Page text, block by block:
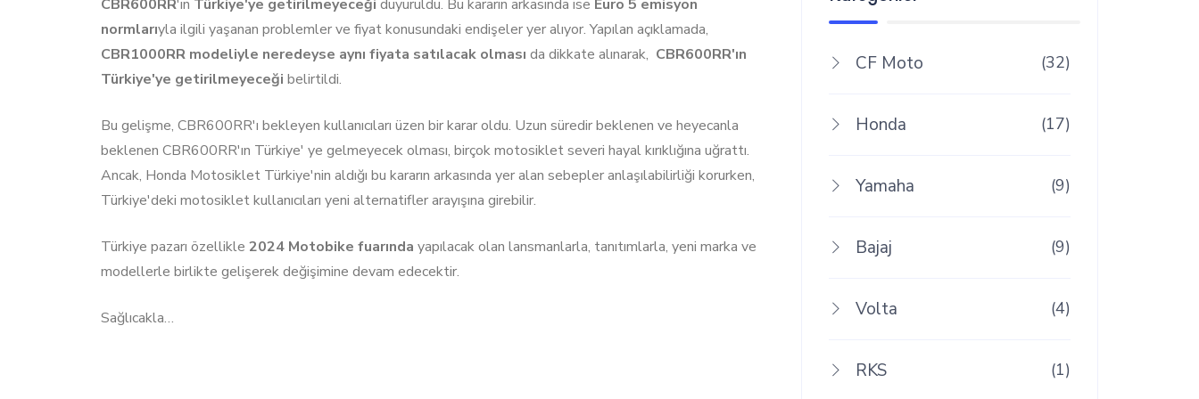
CBR600RR'ın Türkiye'ye getirilmeyeceği duyuruldu. Bu kararın arkasında ise Euro 5 emisyon
normlarıyla ilgili yaşanan problemler ve fiyat konusundaki endişeler yer alıyor. Yapılan açıklamada,
CBR1000RR modeliyle neredeyse aynı fiyata satılacak olması da dikkate alınarak, CBR600RR'ın
Türkiye'ye getirilmeyeceği belirtildi.
Bu gelişme, CBR600RR'ı bekleyen kullanıcıları üzen bir karar oldu. Uzun süredir beklenen ve heyecanla
beklenen CBR600RR'ın Türkiye' ye gelmeyecek olması, birçok motosiklet severi hayal kırıklığına uğrattı.
Ancak, Honda Motosiklet Türkiye'nin aldığı bu kararın arkasında yer alan sebepler anlaşılabilirliği korurken,
Türkiye'deki motosiklet kullanıcıları yeni alternatifler arayışına girebilir.
Türkiye pazarı özellikle2024 Motobike fuarında yapılacak olan lansmanlarla, tanıtımlarla, yeni marka ve
modellerle birlikte gelişerek değişimine devam edecektir.
Sağlıcakla…
CF Moto (32)
Honda (17)
Yamaha (9)
Bajaj (9)
Volta (4)
RKS (1)